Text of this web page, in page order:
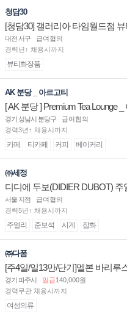
청담30
[청담30] 갤러리아 타임월드점
채용
대전 서구
급여협의
경력년↑ 채용시까지
뷰티화장품
AK 분당 _ 아르고티
[ AK 분당 ] Premium Tea Lounge
경기 성남시 분당구
급여협의
경력3년↑ 채용시까지
카페 티카페 커피 베이커리
㈜세정
디디에 두보(DIDIER DUBOT)
서울 지점
급여협의
경력5년↑ 채용시까지
주얼리 준보석 시계 잡화
㈜다폼
[주4일/일13만/단기]멜본 바리루
경기 파주시 일급140,000원
경력무관 채용시까지
여성의류